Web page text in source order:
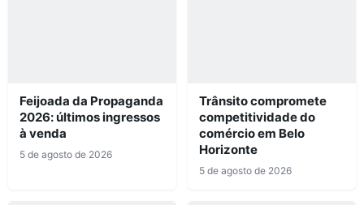
Feijoada da Propaganda
2026: últimos ingressos
à venda
5 de agosto de 2026
Trânsito compromete
competitividade do
comércio em Belo
Horizonte
5 de agosto de 2026